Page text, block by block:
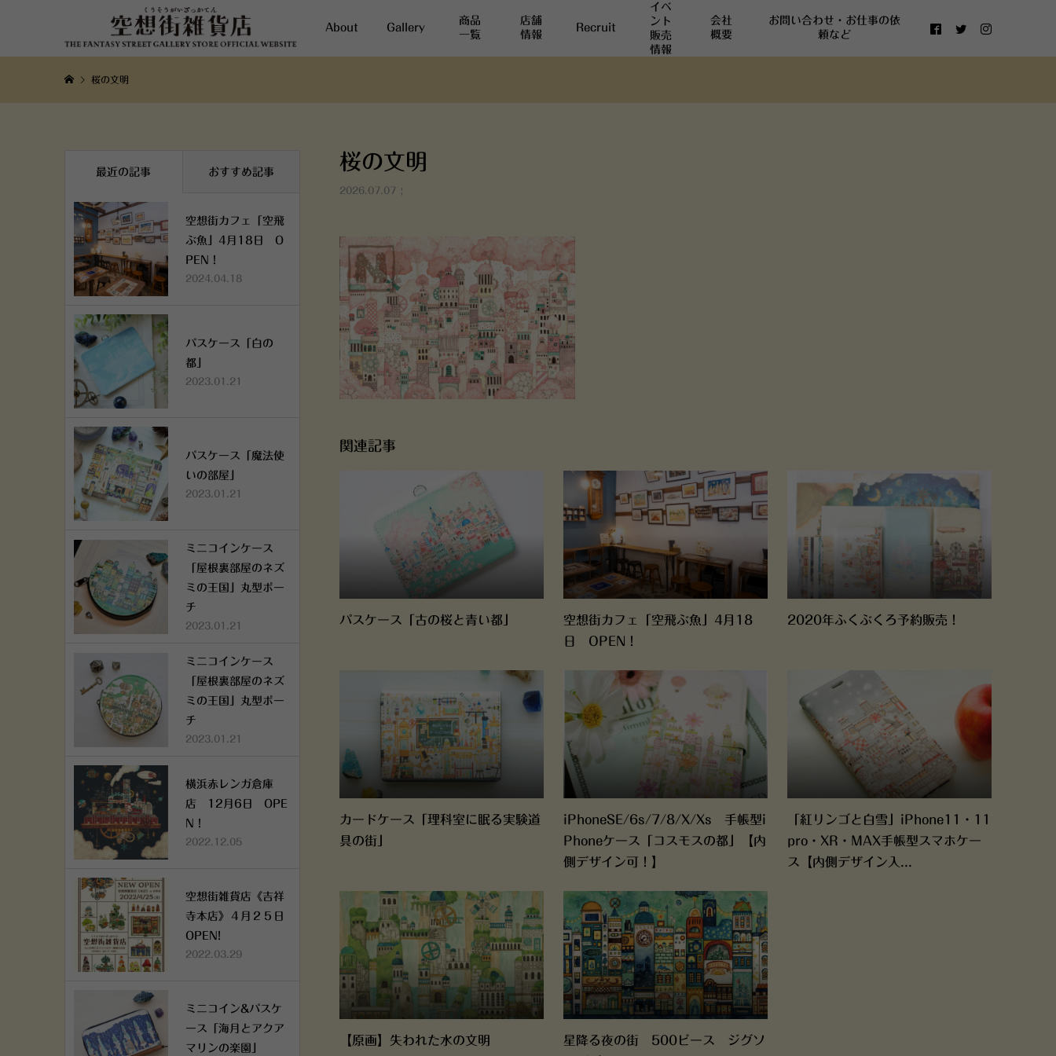
About Gallery
商品
一覧
店舗
情報
Recruit
イベ
ント
販売
情報
会社
概要
お問い合わせ・お仕事の依
頼など
桜の文明
桜の文明
2026.07.07
関連記事
パスケース「古の桜と青い都」
空想街カフェ「空飛ぶ魚」4月18
日 OPEN！
2020年ふくぶくろ予約販売！
カードケース「理科室に眠る実験道
具の街」
iPhoneSE/6s/7/8/X/Xs 手帳型i
Phoneケース「コスモスの都」【内
側デザイン可！】
「紅リンゴと白雪」iPhone11・11
pro・XR・MAX手帳型スマホケー
ス【内側デザイン入...
【原画】失われた水の文明
星降る夜の街 500ピース ジグソ
最近の記事 おすすめ記事
空想街カフェ「空飛
ぶ魚」4月18日 O
PEN！
2024.04.18
パスケース「白の
都」
2023.01.21
パスケース「魔法使
いの部屋」
2023.01.21
ミニコインケース
「屋根裏部屋のネズ
ミの王国」丸型ポー
チ
2023.01.21
ミニコインケース
「屋根裏部屋のネズ
ミの王国」丸型ポー
チ
2023.01.21
横浜赤レンガ倉庫
店 12月6日 OPE
N！
2022.12.05
空想街雑貨店《吉祥
寺本店》４月２５日
OPEN!
2022.03.29
ミニコイン&パスケ
ース「海月とアクア
マリンの楽園」